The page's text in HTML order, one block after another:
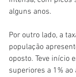
alguns anos.
Por outro lado, a
população
oposto. Teve início
superiores a 1% ao